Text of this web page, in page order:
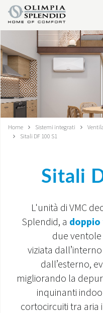
HOME
CLIMATIZZAZIONE
RISCALDAMENTO
SISTEMI INTEGRATI
CONTATTI
INCENTIVI E DETRAZIONI
ASSISTENZA E GARANZIE
Home Sistemi integrati
Sitali DF 100 S1
Sitali
L'unità di VMC
Splendid, a
due ventole
viziata
dall’esterno,
migliorando la
inquinanti
cortocircuiti tra aria